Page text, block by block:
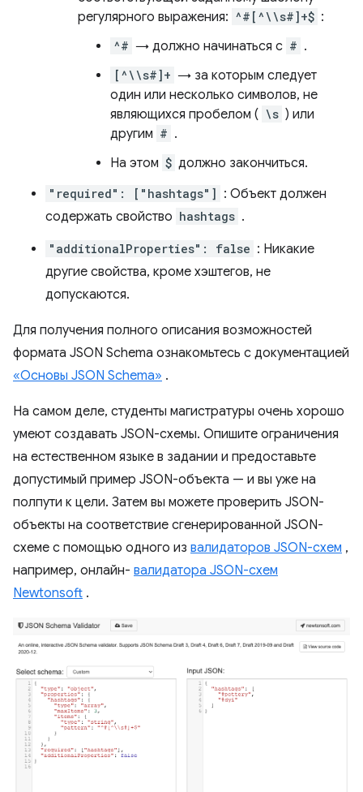
регулярного выражения: ^#[^\\s#]+$ :
^# → должно начинаться с # .
[^\\s#]+ → за которым следует
один или несколько символов, не
являющихся пробелом ( \s ) или
другим # .
На этом $ должно закончиться.
"required": ["hashtags"] : Объект должен
содержать свойство hashtags .
"additionalProperties": false : Никакие
другие свойства, кроме хэштегов, не
допускаются.
Для получения полного описания возможностей
формата JSON Schema ознакомьтесь с документацией
«Основы JSON Schema» .
На самом деле, студенты магистратуры очень хорошо
умеют создавать JSON-схемы. Опишите ограничения
на естественном языке в задании и предоставьте
допустимый пример JSON-объекта — и вы уже на
полпути к цели. Затем вы можете проверить JSON-
объекты на соответствие сгенерированной JSON-
схеме с помощью одного из валидаторов JSON-схем ,
например, онлайн- валидатора JSON-схем
Newtonsoft .